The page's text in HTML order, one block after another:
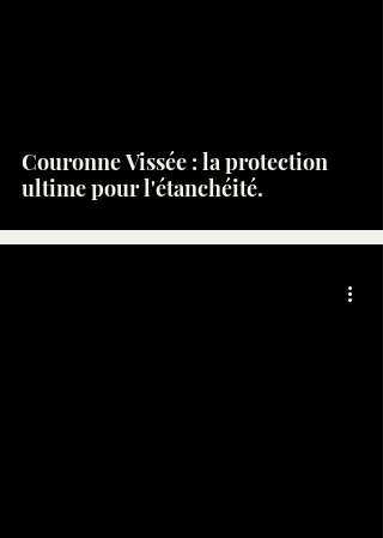
Couronne Vissée : la protection
ultime pour l'étanchéité.